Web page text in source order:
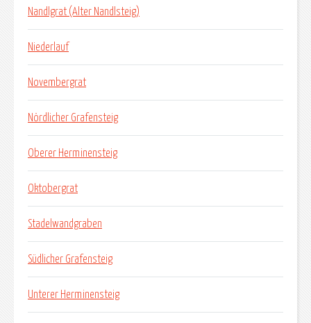
Nandlgrat (Alter Nandlsteig)
Niederlauf
Novembergrat
Nördlicher Grafensteig
Oberer Herminensteig
Oktobergrat
Stadelwandgraben
Südlicher Grafensteig
Unterer Herminensteig